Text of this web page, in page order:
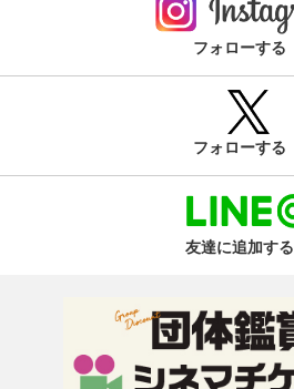
フォローする
フォローする
友達に追加する